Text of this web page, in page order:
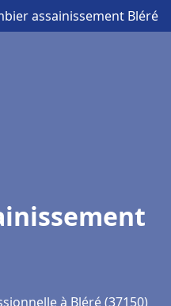
assainissement Bléré
à Bléré (37150)